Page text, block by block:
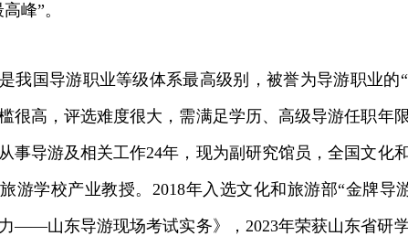
峰”。
导游职业等级体系最高级别，被誉为导游职业的“
很高，评选难度很大，需满足学历、高级导游任职年
事导游及相关工作24年，现为副研究馆员，全国文化
游学校产业教授。2018年入选文化和旅游部“金牌导
——山东导游现场考试实务》，2023年荣获山东省研